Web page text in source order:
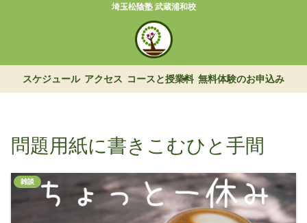
埼玉松陰塾 武蔵浦和校
スケジュール アクセス コースと授業料 無料体験のお申込み
問題用紙に書きこむひと手間
雑談